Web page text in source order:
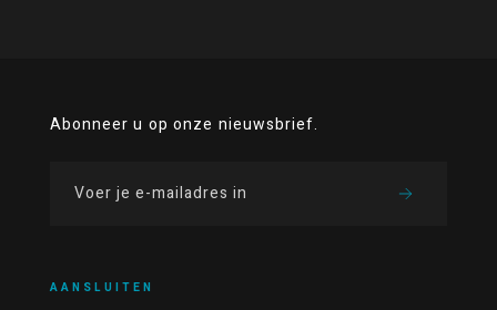
Abonneer u op onze nieuwsbrief.
AANSLUITEN